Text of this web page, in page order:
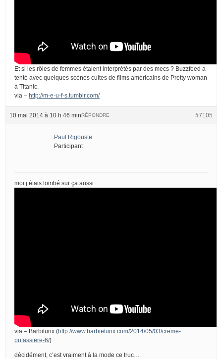
Et si les rôles de femmes étaient interprétés par des mecs ? Buzzfeed a
tenté avec quelques scènes cultes de films américains de Pretty woman
à Titanic.
via – http://m-e-u-f-s.tumblr.com/
10 mai 2014 à 10 h 46 min #7105
RÉPONDRE
Paul Rigouste
Participant
moi j’étais tombé sur ça aussi :
via – Barbiturix (http://www.barbieturix.com/2014/05/03/creme-
putassiere-6/)
décidément, c’est vraiment à la mode ce truc…